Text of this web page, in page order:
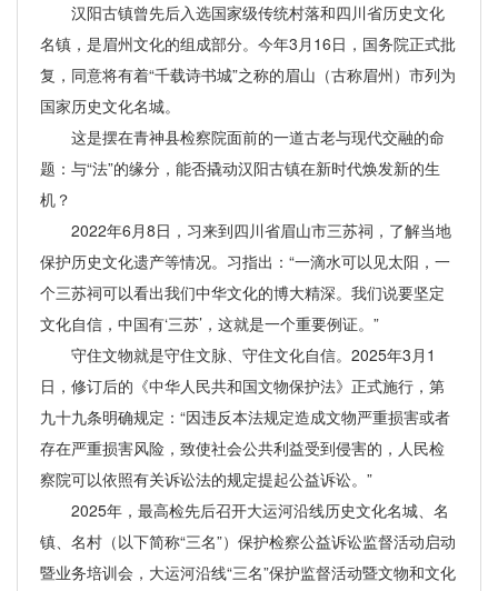
汉阳古镇曾先后入选国家级传统村落和四川省历史文化
名镇，是眉州文化的组成部分。今年3月16日，国务院正式批
复，同意将有着“千载诗书城”之称的眉山（古称眉州）市列为
国家历史文化名城。
这是摆在青神县检察院面前的一道古老与现代交融的命
题：与“法”的缘分，能否撬动汉阳古镇在新时代焕发新的生
机？
2022年6月8日，习来到四川省眉山市三苏祠，了解当地
保护历史文化遗产等情况。习指出：“一滴水可以见太阳，一
个三苏祠可以看出我们中华文化的博大精深。我们说要坚定
文化自信，中国有‘三苏’，这就是一个重要例证。”
守住文物就是守住文脉、守住文化自信。2025年3月1
日，修订后的《中华人民共和国文物保护法》正式施行，第
九十九条明确规定：“因违反本法规定造成文物严重损害或者
存在严重损害风险，致使社会公共利益受到侵害的，人民检
察院可以依照有关诉讼法的规定提起公益诉讼。”
2025年，最高检先后召开大运河沿线历史文化名城、名
镇、名村（以下简称“三名”）保护检察公益诉讼监督活动启动
暨业务培训会，大运河沿线“三名”保护监督活动暨文物和文化